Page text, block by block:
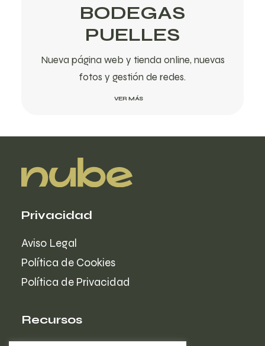
BODEGAS
PUELLES
Nueva página web y tienda online, nuevas
fotos y gestión de redes.
VER MÁS
Privacidad
Aviso Legal
Política de Cookies
Política de Privacidad
Recursos